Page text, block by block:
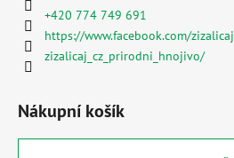
+420 774 749 691
https://www.facebook.com/zizalicaj
zizalicaj_cz_prirodni_hnojivo/
Nákupní košík